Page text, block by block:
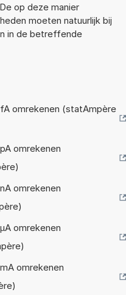
op deze manier
moeten natuurlijk bij
in de betreffende
omrekenen (statAmpère
omrekenen
omrekenen
omrekenen
omrekenen